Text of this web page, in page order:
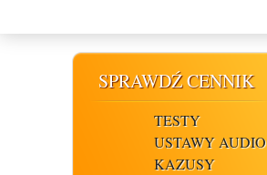
SPRAWDŹ CENNIK
TESTY
USTAWY AUDIO
KAZUSY